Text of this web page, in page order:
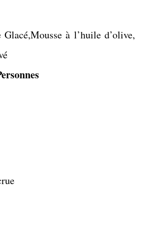
à l’huile d’olive,